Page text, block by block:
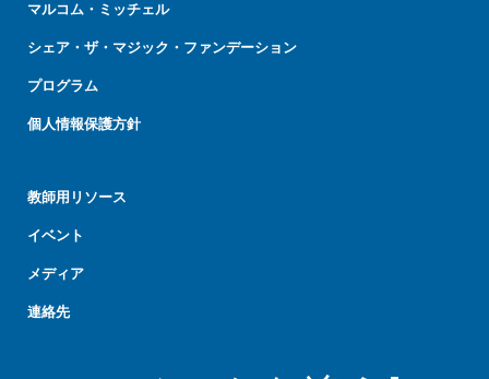
マルコム・ミッチェル
シェア・ザ・マジック・ファンデーション
プログラム
個人情報保護方針
教師用リソース
イベント
メディア
連絡先